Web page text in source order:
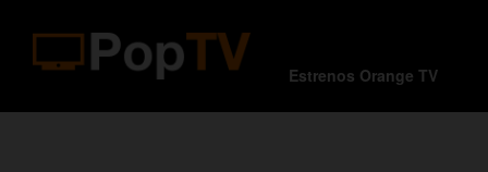
Estrenos Orange TV